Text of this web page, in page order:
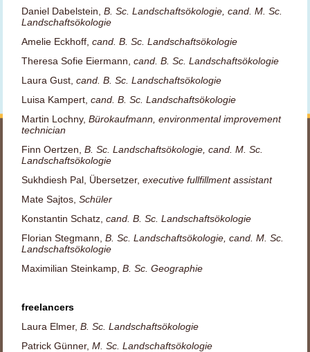
Daniel Dabelstein,B. Sc. Landschaftsökologie, cand. M. Sc.
Landschaftsökologie
Amelie Eckhoff,cand. B. Sc. Landschaftsökologie
Theresa Sofie Eiermann, cand. B. Sc. Landschaftsökologie
Laura Gust,cand. B. Sc. Landschaftsökologie
Luisa Kampert,cand. B. Sc. Landschaftsökologie
Martin Lochny, Bürokaufmann, environmental improvement
technician
Finn Oertzen, B. Sc. Landschaftsökologie, cand. M. Sc.
Landschaftsökologie
Sukhdiesh Pal, Übersetzer,executive fullfillment assistant
Mate Sajtos, Schüler
Konstantin Schatz,cand. B. Sc. Landschaftsökologie
Florian Stegmann, B. Sc. Landschaftsökologie, cand. M. Sc.
Landschaftsökologie
Maximilian Steinkamp, B. Sc. Geographie
freelancers
Laura Elmer, B. Sc. Landschaftsökologie
Patrick Günner,M. Sc. Landschaftsökologie